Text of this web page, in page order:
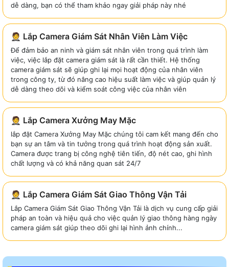
dễ dàng, bạn có thể tham khảo ngay giải pháp này nhé
🤵 Lắp Camera Giám Sát Nhân Viên Làm Việc
Để đảm bảo an ninh và giám sát nhân viên trong quá trình làm
việc, việc lắp đặt camera giám sát là rất cần thiết. Hệ thống
camera giám sát sẽ giúp ghi lại mọi hoạt động của nhân viên
trong công ty, từ đó nâng cao hiệu suất làm việc và giúp quản lý
dễ dàng theo dõi và kiểm soát công việc của nhân viên
🤵 Lắp Camera Xưởng May Mặc
lắp đặt Camera Xưởng May Mặc chúng tôi cam kết mang đến cho
bạn sự an tâm và tin tưởng trong quá trình hoạt động sản xuất.
Camera được trang bị công nghệ tiên tiến, độ nét cao, ghi hình
chất lượng và có khả năng quan sát 24/7
🤵 Lắp Camera Giám Sát Giao Thông Vận Tải
Lắp Camera Giám Sát Giao Thông Vận Tải là dịch vụ cung cấp giải
pháp an toàn và hiệu quả cho việc quản lý giao thông hàng ngày
camera giám sát giúp theo dõi ghi lại hình ảnh chính...